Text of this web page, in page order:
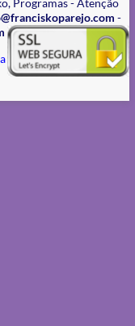
Programas - Atenção
-